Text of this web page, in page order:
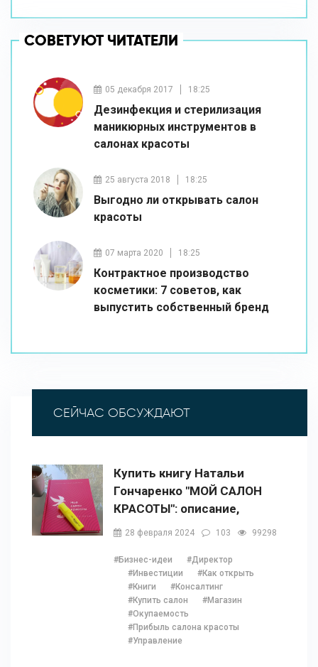
СОВЕТУЮТ ЧИТАТЕЛИ
05 декабря 2017 18:25
Дезинфекция и стерилизация
маникюрных инструментов в
салонах красоты
25 августа 2018 18:25
Выгодно ли открывать салон
красоты
07 марта 2020 18:25
Контрактное производство
косметики: 7 советов, как
выпустить собственный бренд
СЕЙЧАС ОБСУЖДАЮТ
Купить книгу Натальи
Гончаренко "МОЙ САЛОН
КРАСОТЫ": описание,
содержание, отзывы,
28 февраля 2024 103 99298
#Бизнес-идеи
#Директор
#Инвестиции
#Как открыть
#Книги
#Консалтинг
#Купить салон
#Магазин
#Окупаемость
#Прибыль салона красоты
#Управление